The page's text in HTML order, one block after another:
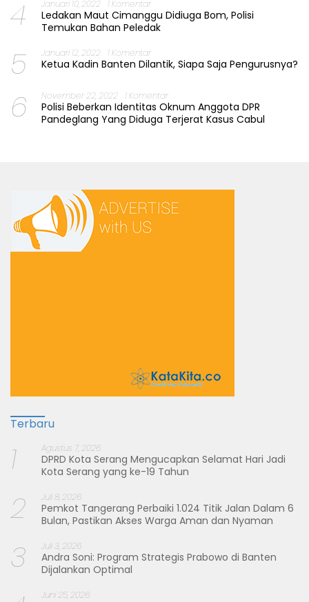
4 Januari 10, 2022 1 Komentar
Ledakan Maut Cimanggu Didiuga Bom, Polisi
Temukan Bahan Peledak
5 Januari 12, 2022 1 Komentar
Ketua Kadin Banten Dilantik, Siapa Saja Pengurusnya?
6 November 22, 2022 1 Komentar
Polisi Beberkan Identitas Oknum Anggota DPR
Pandeglang Yang Diduga Terjerat Kasus Cabul
Terbaru
1 Agustus 7, 2026
DPRD Kota Serang Mengucapkan Selamat Hari Jadi
Kota Serang yang ke-19 Tahun
2 Juli 8, 2026
Pemkot Tangerang Perbaiki 1.024 Titik Jalan Dalam 6
Bulan, Pastikan Akses Warga Aman dan Nyaman
3 Juli 3, 2026
Andra Soni: Program Strategis Prabowo di Banten
Dijalankan Optimal
Juni 25, 2026